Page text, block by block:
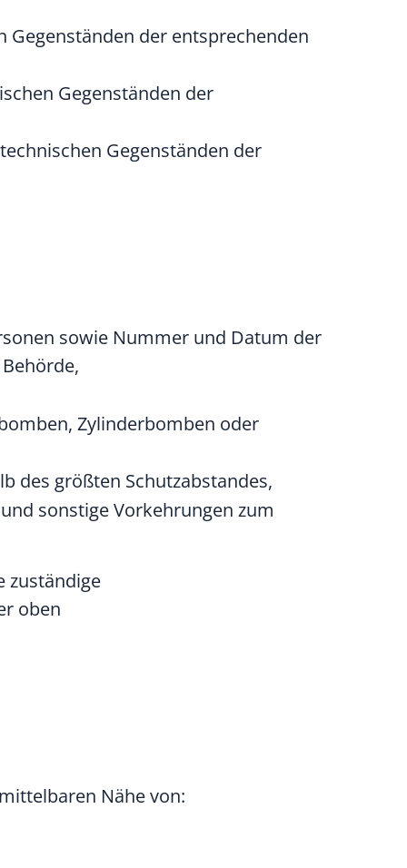
der entsprechenden
Gegenständen der
Gegenständen der
sowie Nummer und Datum der
Zylinderbomben oder
des größten Schutzabstandes,
sonstige Vorkehrungen zum
zuständige
oben
Nähe von: